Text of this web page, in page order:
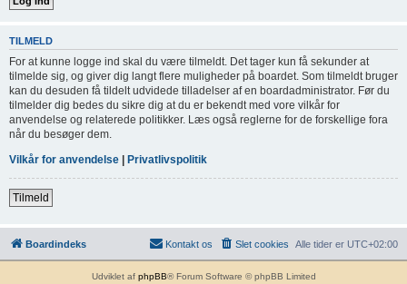
TILMELD
For at kunne logge ind skal du være tilmeldt. Det tager kun få sekunder at
tilmelde sig, og giver dig langt flere muligheder på boardet. Som tilmeldt bruger
kan du desuden få tildelt udvidede tilladelser af en boardadministrator. Før du
tilmelder dig bedes du sikre dig at du er bekendt med vore vilkår for
anvendelse og relaterede politikker. Læs også reglerne for de forskellige fora
når du besøger dem.
Vilkår for anvendelse
Privatlivspolitik
Tilmeld
Boardindeks Alle tider er UTC+02:00
Slet cookies
Kontakt os
Udviklet af phpBB® Forum Software © phpBB Limited